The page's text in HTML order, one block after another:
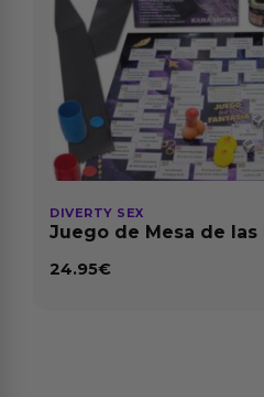
DIVERTY SEX
Juego de Mesa de las
24.95€